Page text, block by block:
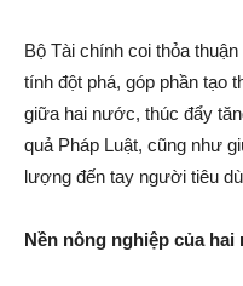
Bộ Tài chính coi thỏ‌a
tính đột phá, góp phần tạo
giữa hai nước, thúc đẩ‌y
quả Phá‌p Luậ‌t, cũng như
lượng đến tay người tiêu
Nền nông nghiệp của